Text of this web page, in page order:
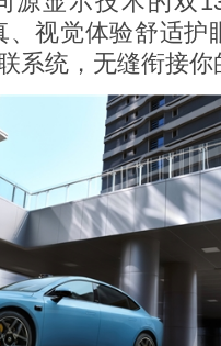
、视觉体验舒适护
系统，无缝衔接